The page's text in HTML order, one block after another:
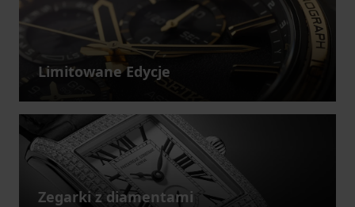
Limitowane Edycje
Zegarki z diamentami